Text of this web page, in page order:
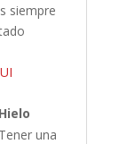
siempre
una